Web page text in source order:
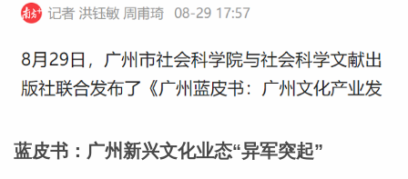
蓝皮书：广州新兴文化业态“异军突起”